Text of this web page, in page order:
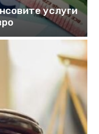
услуги